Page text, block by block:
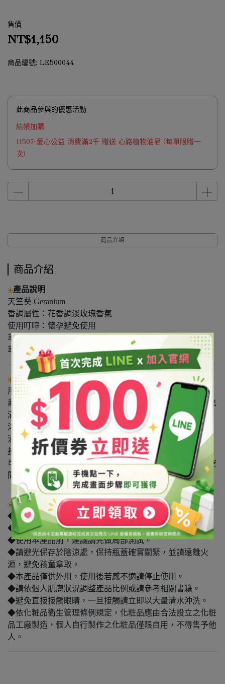
售價
NT$1,150
商品編號: LE500044
此商品參與的優惠活動
結帳加購
11507-愛心公益 消費滿2千 贈送 心路植物油皂 (每單限贈一
次)
商品介紹
商品介紹
產品說明
天竺葵 Geranium
香調屬性：花香調淡玫瑰香氣
使用叮嚀：懷孕避免使用
萃取部位：花
萃取方式：蒸餾
使用方式
用法：供添加、調製化粧品用。
薰蒸法：薰蒸台上座加滿水後可滴入3～4滴精油，使室內充
滿芳香。
沐浴法：將8～10滴精油滴入浴盆中（可視水量多寡調整精
油使用量）可作全身或局部浸泡。
按摩法：可將精油以1：100的比例調配基底油按摩身體。
可在棉布或手帕滴上數滴精油，置於浴室或衣櫃驅蟲並使空
間充滿天然香氣。
注意事項
◆禁止用於食品。
◆本產品為原料，須稀釋後始可使用。
◆使用本產品前，建議請先做局部測試。
◆請避光保存於陰涼處，保持瓶蓋確實關緊，並請遠離火
源，避免孩童拿取。
◆本產品僅供外用，使用後若感不適請停止使用。
◆請依個人肌膚狀況調整產品比例或請參考相關書籍。
◆避免直接接觸眼睛，一旦接觸請立即以大量清水沖洗。
◆依化粧品衛生管理條例規定，化粧品應由合法設立之化粧
品工廠製造，個人自行製作之化粧品僅限自用，不得售予他
人。